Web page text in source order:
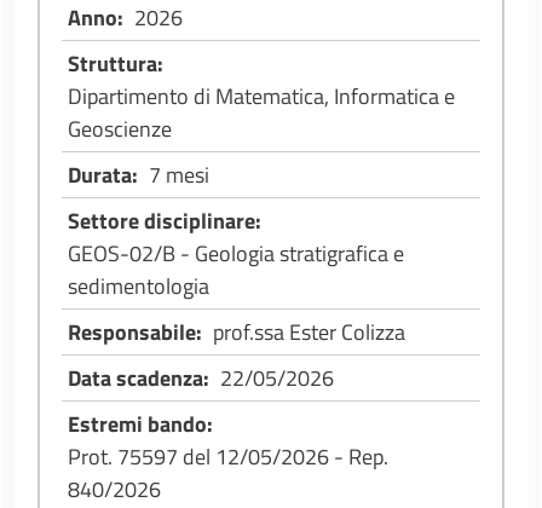
Anno 2026
Struttura
Dipartimento di Matematica, Informatica e
Geoscienze
Durata 7 mesi
Settore disciplinare
GEOS-02/B - Geologia stratigrafica e
sedimentologia
Responsabile prof.ssa Ester Colizza
Data scadenza 22/05/2026
Estremi bando
Prot. 75597 del 12/05/2026 - Rep.
840/2026